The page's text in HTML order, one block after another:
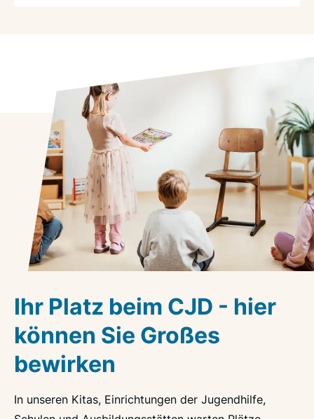
Ihr Platz beim CJD - hier
können Sie Großes
bewirken
In unseren Kitas, Einrichtungen der Jugendhilfe,